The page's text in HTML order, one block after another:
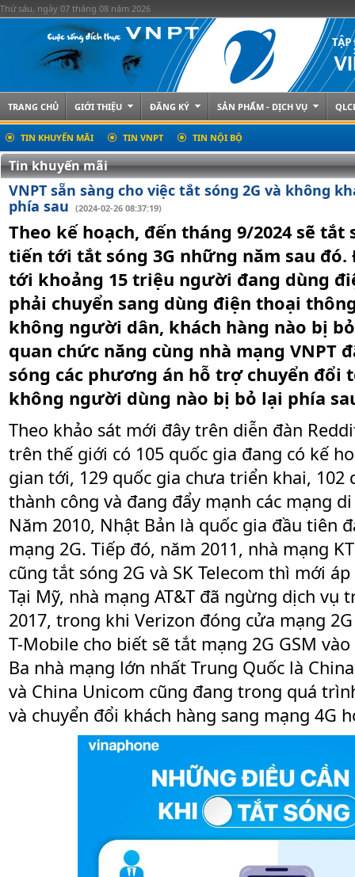
Thứ sáu, ngày 07 tháng 08 năm 2026
TRANG CHỦ GIỚI THIỆU ĐĂNG KÝ SẢN PHẨM - DỊCH VỤ
TIN KHUYẾN MÃI TIN VNPT TIN NỘI BỘ
Tin khuyến mãi
VNPT sẵn sàng cho việc tắt sóng 2G và không
phía sau (2024-02-26 08:37:19)
Theo kế hoạch, đến tháng 9/2024 sẽ tắt
tiến tới tắt sóng 3G những năm sau
tới khoảng 15 triệu người đang dùng
phải chuyển sang dùng điện thoại
không người dân, khách hàng nào bị
quan chức năng cùng nhà mạng VNPT
sóng các phương án hỗ trợ chuyển đổi
không người dùng nào bị bỏ lại phía
Theo khảo sát mới đây trên diễn đàn
trên thế giới có 105 quốc gia đang có kế
gian tới, 129 quốc gia chưa triển khai, 102
thành công và đang đẩy mạnh các mạng
Năm 2010, Nhật Bản là quốc gia đầu tiên
mạng 2G. Tiếp đó, năm 2011, nhà mạng
cũng tắt sóng 2G và SK Telecom thì mới
Tại Mỹ, nhà mạng AT&T đã ngừng dịch vụ
2017, trong khi Verizon đóng cửa mạng
T-Mobile cho biết sẽ tắt mạng 2G GSM
Ba nhà mạng lớn nhất Trung Quốc là
và China Unicom cũng đang trong quá
và chuyển đổi khách hàng sang mạng 4G